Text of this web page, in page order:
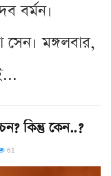
বর্মন।
সেন। মঙ্গলবার,
কিন্তু কেন..?
61